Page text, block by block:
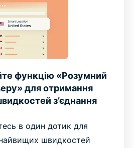
функцію «Розумний
для отримання
з’єднання
в один дотик для
швидкостей